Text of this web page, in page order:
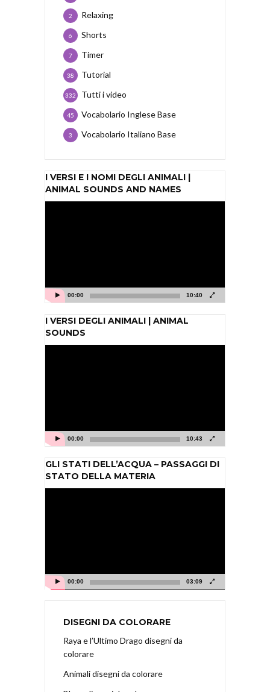
Relaxing
2
Shorts
6
Timer
7
Tutorial
38
Tutti i video
332
Vocabolario Inglese Base
45
Vocabolario Italiano Base
3
I VERSI E I NOMI DEGLI ANIMALI |
ANIMAL SOUNDS AND NAMES
00:00 10:40
I VERSI DEGLI ANIMALI | ANIMAL
SOUNDS
00:00 10:43
GLI STATI DELL’ACQUA – PASSAGGI DI
STATO DELLA MATERIA
00:00 03:09
DISEGNI DA COLORARE
Raya e l’Ultimo Drago disegni da
colorare
Animali disegni da colorare